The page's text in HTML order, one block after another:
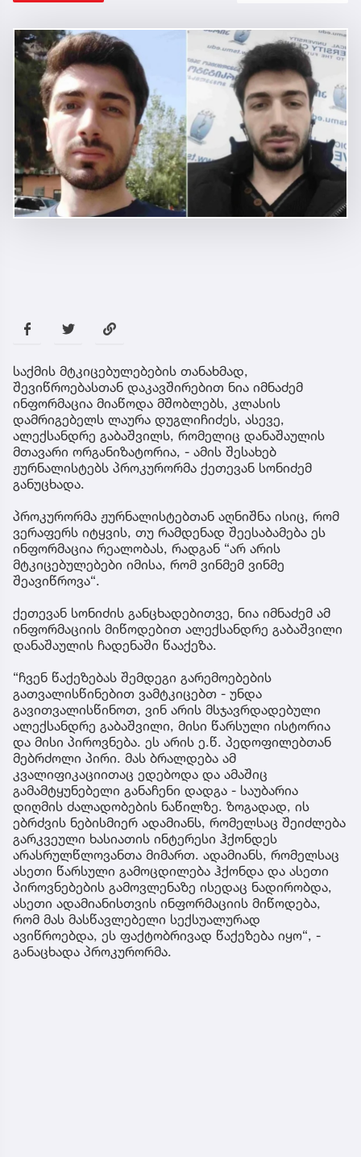
საქმის მტკიცებულებების თანახმად,
შევიწროებასთან დაკავშირებით ნია იმნაძემ
ინფორმაცია მიაწოდა მშობლებს, კლასის
დამრიგებელს ლაურა დუგლიჩიძეს, ასევე,
ალექსანდრე გაბაშვილს, რომელიც დანაშაულის
მთავარი ორგანიზატორია, - ამის შესახებ
ჟურნალისტებს პროკურორმა ქეთევან სონიძემ
განუცხადა.
პროკურორმა ჟურნალისტებთან აღნიშნა ისიც, რომ
ვერაფერს იტყვის, თუ რამდენად შეესაბამება ეს
ინფორმაცია რეალობას, რადგან “არ არის
მტკიცებულებები იმისა, რომ ვინმემ ვინმე
შეავიწროვა“.
ქეთევან სონიძის განცხადებითვე, ნია იმნაძემ ამ
ინფორმაციის მიწოდებით ალექსანდრე გაბაშვილი
დანაშაულის ჩადენაში წააქეზა.
“ჩვენ წაქეზებას შემდეგი გარემოებების
გათვალისწინებით ვამტკიცებთ - უნდა
გავითვალისწინოთ, ვინ არის მსჯავრდადებული
ალექსანდრე გაბაშვილი, მისი წარსული ისტორია
და მისი პიროვნება. ეს არის ე.წ. პედოფილებთან
მებრძოლი პირი. მას ბრალდება ამ
კვალიფიკაციითაც ედებოდა და ამაშიც
გამამტყუნებელი განაჩენი დადგა - საუბარია
დიღმის ძალადობების ნაწილზე. ზოგადად, ის
ებრძვის ნებისმიერ ადამიანს, რომელსაც შეიძლება
გარკვეული ხასიათის ინტერესი ჰქონდეს
არასრულწლოვანთა მიმართ. ადამიანს, რომელსაც
ასეთი წარსული გამოცდილება ჰქონდა და ასეთი
პიროვნებების გამოვლენაზე ისედაც ნადირობდა,
ასეთი ადამიანისთვის ინფორმაციის მიწოდება,
რომ მას მასწავლებელი სექსუალურად
ავიწროებდა, ეს ფაქტობრივად წაქეზება იყო“, -
განაცხადა პროკურორმა.